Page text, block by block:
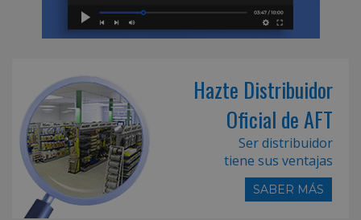
Hazte Distribuidor
Oficial de AFT
Ser distribuidor
tiene sus ventajas
SABER MÁS